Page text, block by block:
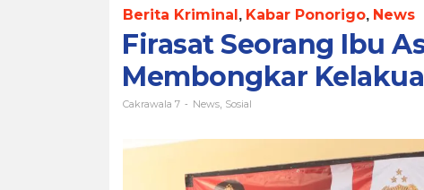
Sawoo,
yang
Berhasil
Membongkar
Kelakuan
Bejat
Ayah
7
Berita Kriminal , Kabar Ponorigo, News
Firasat Seorang Ibu
Membongkar
Cakrawala 7 - News Sosial